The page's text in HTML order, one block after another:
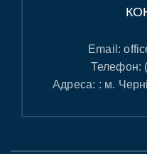
Email:
Телефон:
Адреса: : м.